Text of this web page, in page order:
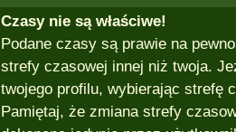
Czasy nie są właściwe!
Podane czasy są prawie na
strefy czasowej innej niż twoja.
twojego profilu, wybierając strefę
Pamiętaj, że zmiana strefy